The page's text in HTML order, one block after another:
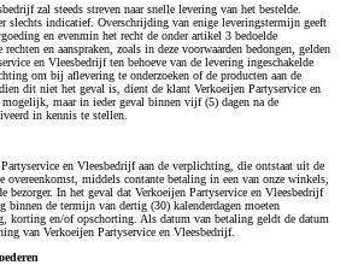
zal steeds streven naar snelle levering van het bestelde.
slechts indicatief. Overschrijding van enige leveringstermijn geeft
en evenmin het recht de onder artikel 3 bedoelde
en aanspraken, zoals in deze voorwaarden bedongen, gelden
en Vleesbedrijf ten behoeve van de levering ingeschakelde
om bij aflevering te onderzoeken of de producten aan de
dit niet het geval is, dient de klant Verkoeijen Partyservice en
maar in ieder geval binnen vijf (5) dagen na de
in kennis te stellen.
en Vleesbedrijf aan de verplichting, die ontstaat uit de
overeenkomst, middels contante betaling in een van onze winkels,
bezorger. In het geval dat Verkoeijen Partyservice en Vleesbedrijf
binnen de termijn van dertig (30) kalenderdagen moeten
korting en/of opschorting. Als datum van betaling geldt de datum
van Verkoeijen Partyservice en Vleesbedrijf.